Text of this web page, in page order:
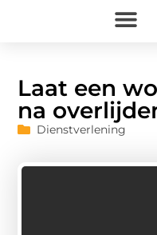
Laat een
na
Dienstverlening